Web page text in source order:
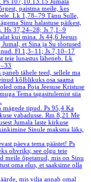
paistma meile, kes
Lk 1,78–79 Tänu Sulle,
Sinu halastuse päikest,
Hs 37,24–28; Js 7,1–9
kui mina. Js 44,6 Jeesus
et Sina ja Su tõotused
Fl 1,3–11; Js 7,10–17
teie lunastus läheneb. Lk
tähele teed, sellele ma
kõlblikuks osa saama
oma Poja Jeesuse Kristuse
Tema tagasitulemist siia
mägede tipud. Ps 95,4 Ka
vabadusse. Rm 8,21 Me
Jumala laste kirkuse
Sinule maksma läks,
päeva tema päästet! Ps
ohvriks; see olgu teie
meile õpetanud, mis on Sinu
oma elus, et saaksime olla
mis vilja annab omal